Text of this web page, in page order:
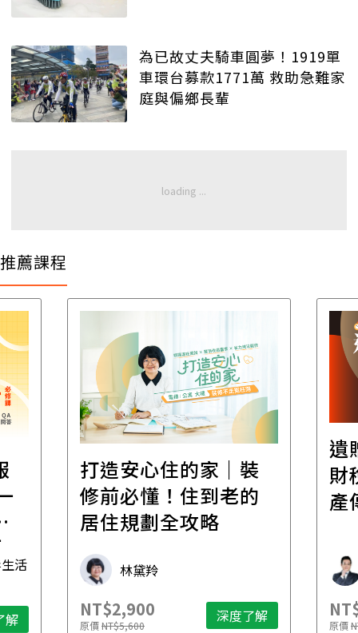
為已故丈夫騎車圓夢！1919單
車環台募款1771萬 救助急難家
庭與偏鄉長輩
推薦課程
活
解
打造安心住的家｜裝
修前必懂！住到老的
居住規劃全攻略
林黛羚
NT$2,900
原價NT$5,600 深度了解
遺
財
產
原價